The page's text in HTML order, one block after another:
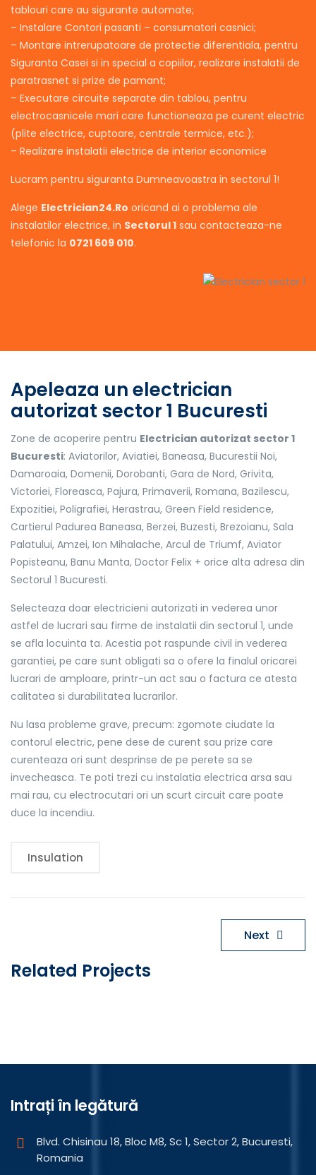
tablouri care au sigurante automate;
– Instalare Contori pasanti – consumatori casnici;
– Montare intrerupatoare de protectie diferentiala, pentru
Siguranta Casei si in special a copiilor, realizare instalatii de
paratrasnet si prize de pamant;
– Executare circuite separate din tablou, pentru
electrocasnicele mari care functioneaza pe curent electric
(plite electrice, cuptoare, centrale termice, etc.);
– Realizare instalatii electrice de interior economice
Lucram pentru siguranta Dumneavoastra in sectorul 1!
Alege Electrician24.Ro oricand ai o problema ale
instalatilor electrice, in Sectorul 1 sau contacteaza-ne
telefonic la 0721 609 010.
Apeleaza un electrician
autorizat sector 1 Bucuresti
Zone de acoperire pentru Electrician autorizat sector 1
Bucuresti: Aviatorilor, Aviatiei, Baneasa, Bucurestii Noi,
Damaroaia, Domenii, Dorobanti, Gara de Nord, Grivita,
Victoriei, Floreasca, Pajura, Primaverii, Romana, Bazilescu,
Expozitiei, Poligrafiei, Herastrau, Green Field residence,
Cartierul Padurea Baneasa, Berzei, Buzesti, Brezoianu, Sala
Palatului, Amzei, Ion Mihalache, Arcul de Triumf, Aviator
Popisteanu, Banu Manta, Doctor Felix + orice alta adresa din
Sectorul 1 Bucuresti.
Selecteaza doar electricieni autorizati in vederea unor
astfel de lucrari sau firme de instalatii din sectorul 1, unde
se afla locuinta ta. Acestia pot raspunde civil in vederea
garantiei, pe care sunt obligati sa o ofere la finalul oricarei
lucrari de amploare, printr-un act sau o factura ce atesta
calitatea si durabilitatea lucrarilor.
Nu lasa probleme grave, precum: zgomote ciudate la
contorul electric, pene dese de curent sau prize care
curenteaza ori sunt desprinse de pe perete sa se
invecheasca. Te poti trezi cu instalatia electrica arsa sau
mai rau, cu electrocutari ori un scurt circuit care poate
duce la incendiu.
Insulation
articole
Next
Related Projects
Landscaping
Intrați în legătură
Blvd. Chisinau 18, Bloc M8, Sc 1, Sector 2, Bucuresti,
Romania